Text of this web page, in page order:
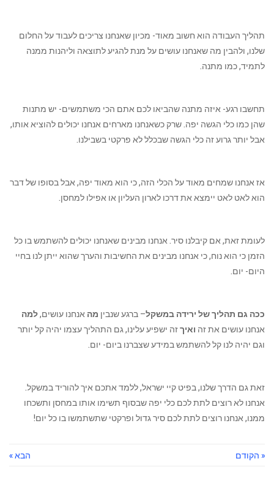
תהליך העבודה הוא חשוב מאוד- מכיון שאנחנו צריכים לעבוד על החלום
שלנו, ולהבין מה שאנחנו עושים על מנת להגיע לתוצאה וליהנות ממנה
לתמיד, כמו מתנה.
תחשבו רגע- איזה מתנה שהביאו לכם אתם הכי משתמשים- יש מתנות
שהן כמו כלי הגשה יפה. שרק כשאנחנו מארחים אנחנו יכולים להוציא אותו,
אבל יותר גרוע זה כלי הגשה שבכלל לא פרקטי בשבילנו.
אז אנחנו שמחים מאוד על הכלי הזה, כי הוא מאוד יפה, אבל בסופו של דבר
הוא לאט לאט יימצא את דרכו לארון העליון או אפילו למחסן.
לעומת זאת, אם קיבלנו סיר. אנחנו מבינים שאנחנו יכולים להשתמש בו כל
הזמן כי הוא נוח, כי אנחנו מבינים את החשיבות והערך שהוא ייתן לנו בחיי
היום- יום.
ככה גם תהליך של ירידה במשקל– ברגע שנבין מה אנחנו עושים,למה
אנחנו עושים את זה ואיךזה ישפיע עלינו, גם התהליך עצמו יהיה קל יותר
וגם יהיה לנו קל להשתמש במידע שצברנו ביום- יום.
זאת גם הדרך שלנו, בפיט קיי ישראל, ללמד אתכם איך להוריד במשקל.
אנחנו לא רוצים לתת לכם כלי יפה שבסוף תשימו אותו במחסן ותשכחו
ממנו, אנחנו רוצים לתת לכם סיר גדול ופרקטי שתשתמשו בו כל יום!
« הקודם הבא »